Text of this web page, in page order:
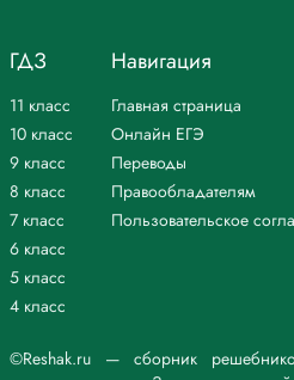
©Reshak.ru — сборник
ГДЗ
11 класс
10 класс
9 класс
8 класс
7 класс
6 класс
5 класс
4 класс
Навигация
Главная страница
Онлайн ЕГЭ
Переводы
Правообладателям
Пользовательское